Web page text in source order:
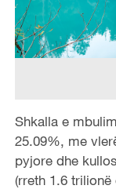
Shkalla e
25.09%, me
pyjore dhe
(rreth 1.6